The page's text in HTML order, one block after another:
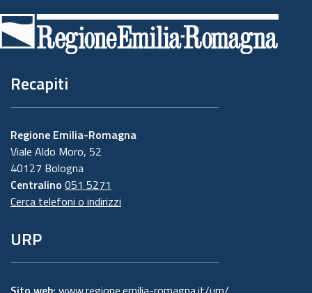
di
pagina
Recapiti
Regione Emilia-Romagna
Viale Aldo Moro, 52
40127 Bologna
Centralino 051 5271
Cerca telefoni o indirizzi
URP